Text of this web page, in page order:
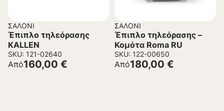
ΣΑΛΌΝΙ
Έπιπλο τηλεόρασης
KALLEN
SKU: 121-02640
Από160,00 €
ΣΑΛΌΝΙ
Έπιπλο τηλεόρασης –
Κομότα Roma RU
SKU: 122-00650
Από180,00 €